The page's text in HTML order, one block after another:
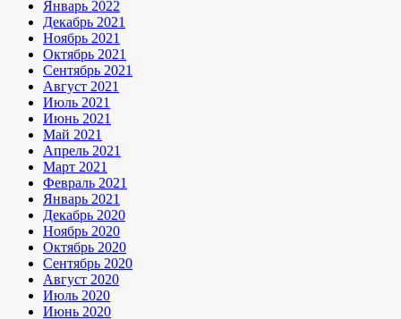
Январь 2022
Декабрь 2021
Ноябрь 2021
Октябрь 2021
Сентябрь 2021
Август 2021
Июль 2021
Июнь 2021
Май 2021
Апрель 2021
Март 2021
Февраль 2021
Январь 2021
Декабрь 2020
Ноябрь 2020
Октябрь 2020
Сентябрь 2020
Август 2020
Июль 2020
Июнь 2020